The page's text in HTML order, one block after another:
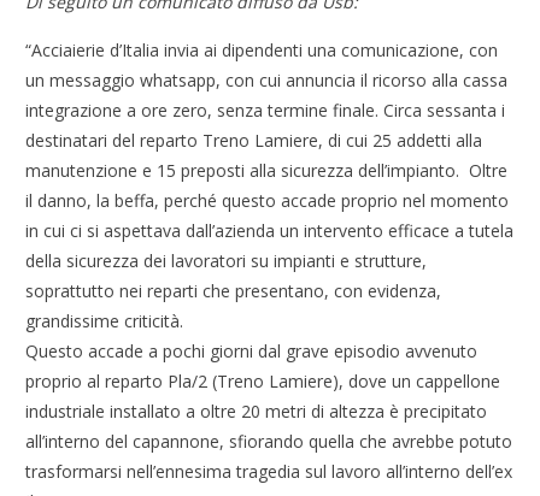
“Acciaierie d’Italia invia ai dipendenti una comunicazione, con
un messaggio whatsapp, con cui annuncia il ricorso alla cassa
integrazione a ore zero, senza termine finale. Circa sessanta i
destinatari del reparto Treno Lamiere, di cui 25 addetti alla
manutenzione e 15 preposti alla sicurezza dell’impianto. Oltre
il danno, la beffa, perché questo accade proprio nel momento
in cui ci si aspettava dall’azienda un intervento efficace a tutela
della sicurezza dei lavoratori su impianti e strutture,
soprattutto nei reparti che presentano, con evidenza,
grandissime criticità.
Questo accade a pochi giorni dal grave episodio avvenuto
proprio al reparto Pla/2 (Treno Lamiere), dove un cappellone
industriale installato a oltre 20 metri di altezza è precipitato
all’interno del capannone, sfiorando quella che avrebbe potuto
trasformarsi nell’ennesima tragedia sul lavoro all’interno dell’ex